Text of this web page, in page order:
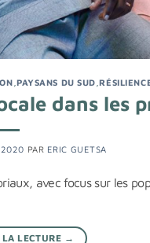
,PAYSANS DU SUD ,
dans les
2020 PAR ERIC GUETSA
avec focus sur les
LECTURE →